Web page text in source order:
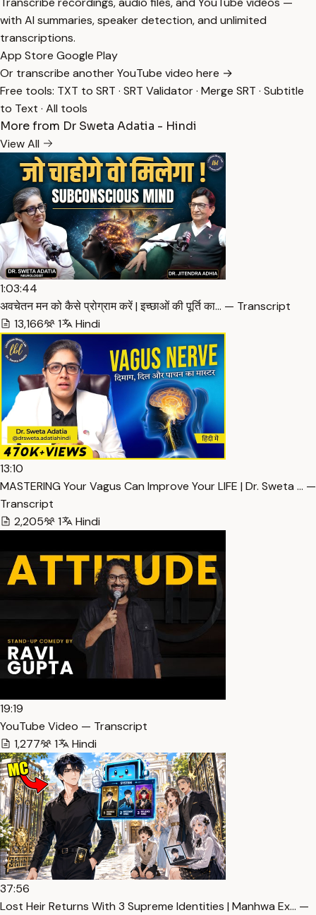
with AI summaries, speaker detection, and unlimited
transcriptions.
App Store Google Play
Or transcribe another YouTube video here →
Free tools: TXT to SRT · SRT Validator· Merge SRT · Subtitle
to Text · All tools
More from Dr Sweta Adatia - Hindi
View All
1:03:44
अवचेतन मन को कैसे प्रोग्राम करें | इच्छाओं की पूर्ति का… — Transcript
13,166
1 Hindi
13:10
MASTERING Your Vagus Can Improve Your LIFE | Dr. Sweta … —
Transcript
2,205
1 Hindi
19:19
YouTube Video — Transcript
1,277
1 Hindi
37:56
Lost Heir Returns With 3 Supreme Identities | Manhwa Ex… —